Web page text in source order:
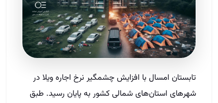
تابستان امسال با افزایش چشمگیر نرخ اجاره ویلا در
شهرهای استان‌های شمالی کشور به پایان رسید. طبق